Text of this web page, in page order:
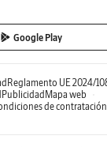
Google Play
Reglamento UE 2024/
Publicidad Mapa web
de contratación